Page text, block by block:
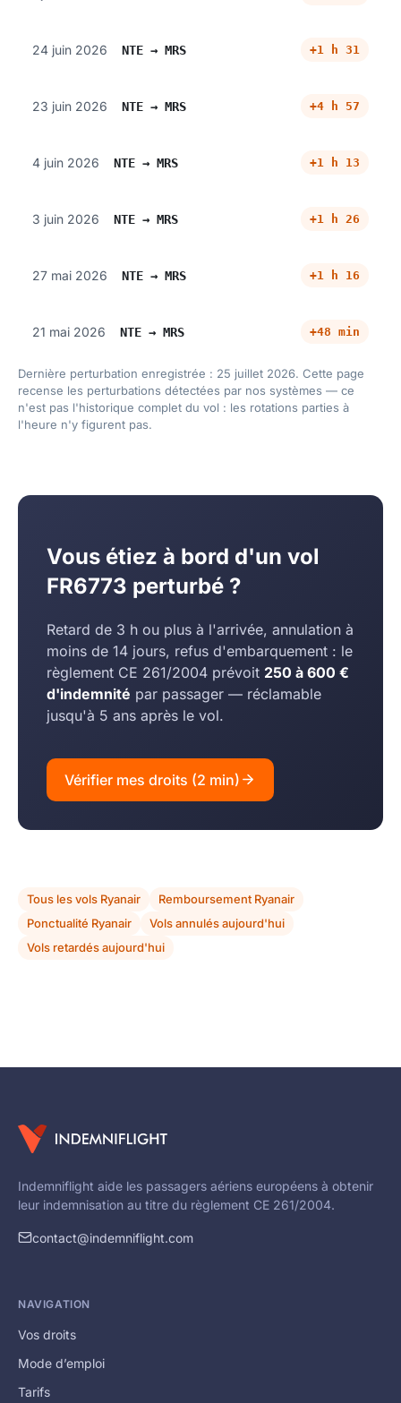
24 juin 2026 NTE → MRS +1 h 31
23 juin 2026 NTE → MRS +4 h 57
4 juin 2026 NTE → MRS +1 h 13
3 juin 2026 NTE → MRS +1 h 26
27 mai 2026 NTE → MRS +1 h 16
21 mai 2026 NTE → MRS +48 min
Dernière perturbation enregistrée : 25 juillet 2026. Cette page
recense les perturbations détectées par nos systèmes — ce
n'est pas l'historique complet du vol : les rotations parties à
l'heure n'y figurent pas.
Vous étiez à bord d'un vol
FR6773 perturbé ?
Retard de 3 h ou plus à l'arrivée, annulation à
moins de 14 jours, refus d'embarquement : le
règlement CE 261/2004 prévoit 250 à 600 €
d'indemnité par passager — réclamable
jusqu'à 5 ans après le vol.
Vérifier mes droits (2 min)
Tous les vols Ryanair
Remboursement Ryanair
Ponctualité Ryanair
Vols annulés aujourd'hui
Vols retardés aujourd'hui
Indemniflight aide les passagers aériens européens à obtenir
leur indemnisation au titre du règlement CE 261/2004.
contact@indemniflight.com
NAVIGATION
Vos droits
Mode d’emploi
Tarifs